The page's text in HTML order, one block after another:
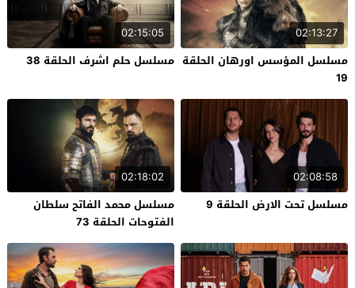
02:13:27
مسلسل المؤسس اورهان الحلقة
19
02:15:05
مسلسل حلم اشرف الحلقة 38
02:08:58
مسلسل تحت الارض الحلقة 9
02:18:02
مسلسل محمد الفاتح سلطان
الفتوحات الحلقة 73